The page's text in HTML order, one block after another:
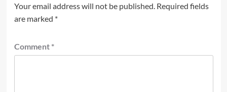
Your email address will not be published. Required fields
are marked *
Comment *